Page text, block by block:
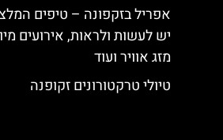
אפריל בזקפונה – טיפים
יש לעשות ולראות, אירועים
מזג אוויר ועוד
טיולי טרקטורונים זקופנה